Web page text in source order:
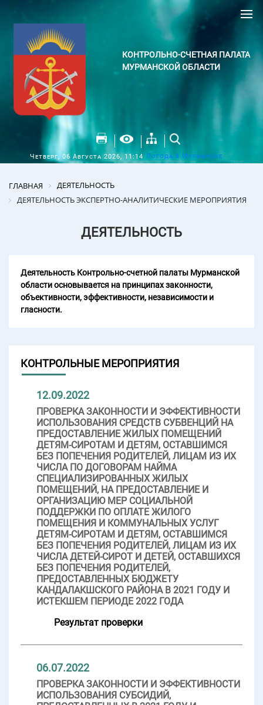
КОНТРОЛЬНО-СЧЕТНАЯ ПАЛАТА
МУРМАНСКОЙ ОБЛАСТИ
Четверг, 06 Августа 2026, 11:14 Погода в Мурманске
ГЛАВНАЯ
ДЕЯТЕЛЬНОСТЬ
ДЕЯТЕЛЬНОСТЬ ЭКСПЕРТНО-АНАЛИТИЧЕСКИЕ МЕРОПРИЯТИЯ
ДЕЯТЕЛЬНОСТЬ
Деятельность Контрольно-счетной палаты Мурманской
области основывается на принципах законности,
объективности, эффективности, независимости и
гласности.
КОНТРОЛЬНЫЕ МЕРОПРИЯТИЯ
12.09.2022
ПРОВЕРКА ЗАКОННОСТИ И ЭФФЕКТИВНОСТИ
ИСПОЛЬЗОВАНИЯ СРЕДСТВ СУБВЕНЦИЙ НА
ПРЕДОСТАВЛЕНИЕ ЖИЛЫХ ПОМЕЩЕНИЙ
ДЕТЯМ-СИРОТАМ И ДЕТЯМ, ОСТАВШИМСЯ
БЕЗ ПОПЕЧЕНИЯ РОДИТЕЛЕЙ, ЛИЦАМ ИЗ ИХ
ЧИСЛА ПО ДОГОВОРАМ НАЙМА
СПЕЦИАЛИЗИРОВАННЫХ ЖИЛЫХ
ПОМЕЩЕНИЙ, НА ПРЕДОСТАВЛЕНИЕ И
ОРГАНИЗАЦИЮ МЕР СОЦИАЛЬНОЙ
ПОДДЕРЖКИ ПО ОПЛАТЕ ЖИЛОГО
ПОМЕЩЕНИЯ И КОММУНАЛЬНЫХ УСЛУГ
ДЕТЯМ-СИРОТАМ И ДЕТЯМ, ОСТАВШИМСЯ
БЕЗ ПОПЕЧЕНИЯ РОДИТЕЛЕЙ, ЛИЦАМ ИЗ ИХ
ЧИСЛА ДЕТЕЙ-СИРОТ И ДЕТЕЙ, ОСТАВШИХСЯ
БЕЗ ПОПЕЧЕНИЯ РОДИТЕЛЕЙ,
ПРЕДОСТАВЛЕННЫХ БЮДЖЕТУ
КАНДАЛАКШСКОГО РАЙОНА В 2021 ГОДУ И
ИСТЕКШЕМ ПЕРИОДЕ 2022 ГОДА
Результат проверки
06.07.2022
ПРОВЕРКА ЗАКОННОСТИ И ЭФФЕКТИВНОСТИ
ИСПОЛЬЗОВАНИЯ СУБСИДИЙ,